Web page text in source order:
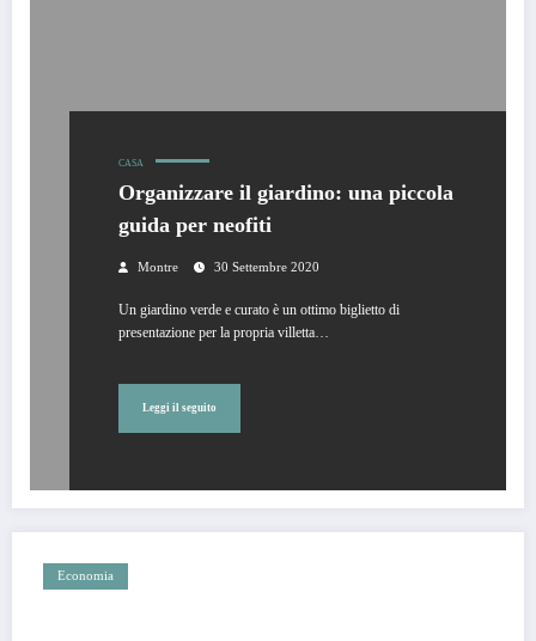
CASA
Organizzare il giardino: una piccola
guida per neofiti
Montre 30 Settembre 2020
Un giardino verde e curato è un ottimo biglietto di
presentazione per la propria villetta…
Leggi il seguito
Economia